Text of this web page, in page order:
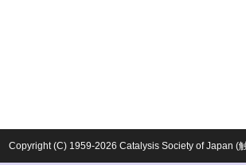
Copyright (C) 1959-2026 Catalysis Society of Japan (